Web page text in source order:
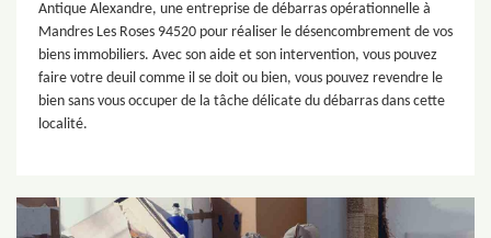
Antique Alexandre, une entreprise de débarras opérationnelle à
Mandres Les Roses 94520 pour réaliser le désencombrement de vos
biens immobiliers. Avec son aide et son intervention, vous pouvez
faire votre deuil comme il se doit ou bien, vous pouvez revendre le
bien sans vous occuper de la tâche délicate du débarras dans cette
localité.